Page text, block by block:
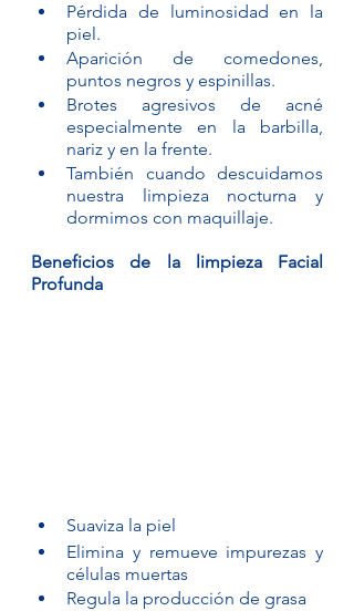
Pérdida de luminosidad en la
piel.
Aparición de comedones,
puntos negros y espinillas.
Brotes agresivos de acné
especialmente en la barbilla,
nariz y en la frente.
También cuando descuidamos
nuestra limpieza nocturna y
dormimos con maquillaje.
Beneficios de la limpieza Facial
Profunda
Suaviza la piel
Elimina y remueve impurezas y
células muertas
Regula la producción de grasa